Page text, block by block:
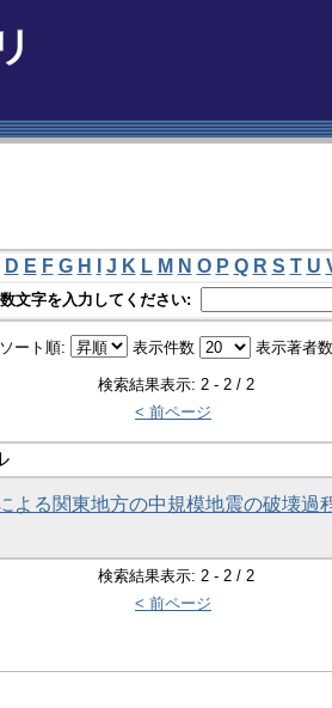
D E F G H J K L M N O P Q R S T U
文字を入力してください:
ソート順: 表示件数 表示著者
検索結果表示: 2 - 2 / 2
< 前ページ
よる関東地方の中規模地震の破壊過
検索結果表示: 2 - 2 / 2
< 前ページ